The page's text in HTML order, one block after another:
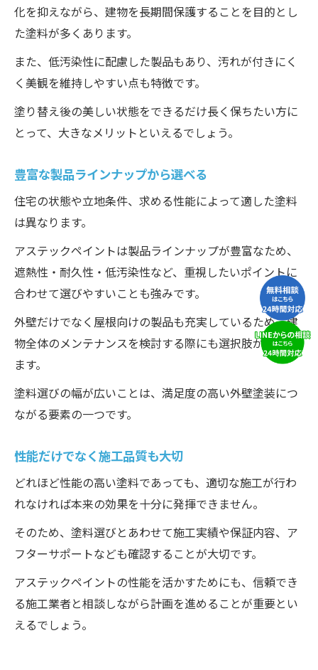
化を抑えながら、建物を長期間保護することを目的とし
た塗料が多くあります。
また、低汚染性に配慮した製品もあり、汚れが付きにく
く美観を維持しやすい点も特徴です。
塗り替え後の美しい状態をできるだけ長く保ちたい方に
とって、大きなメリットといえるでしょう。
豊富な製品ラインナップから選べる
住宅の状態や立地条件、求める性能によって適した塗料
は異なります。
アステックペイントは製品ラインナップが豊富なため、
遮熱性・耐久性・低汚染性など、重視したいポイントに
合わせて選びやすいことも強みです。
外壁だけでなく屋根向けの製品も充実しているため、建
物全体のメンテナンスを検討する際にも選択肢が広がり
ます。
塗料選びの幅が広いことは、満足度の高い外壁塗装につ
ながる要素の一つです。
性能だけでなく施工品質も大切
どれほど性能の高い塗料であっても、適切な施工が行わ
れなければ本来の効果を十分に発揮できません。
そのため、塗料選びとあわせて施工実績や保証内容、ア
フターサポートなども確認することが大切です。
アステックペイントの性能を活かすためにも、信頼でき
る施工業者と相談しながら計画を進めることが重要とい
えるでしょう。